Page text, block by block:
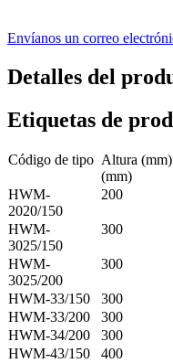
Envíanos un correo
Detalles del
Etiquetas de
Código de tipo Altura
(mm)
HWM-
2020/150
200
HWM-
3025/150
300
HWM-
3025/200
300
HWM-33/150 300
HWM-33/200
300
HWM-34/200
300
HWM-43/150
400